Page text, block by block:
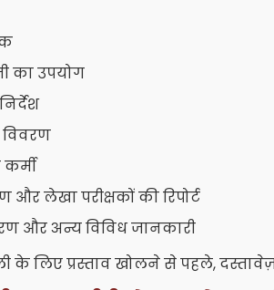
का उपयोग
और लेखा परीक्षकों की रिपोर्ट
और अन्य विविध जानकारी
के लिए प्रस्ताव खोलने से पहले,